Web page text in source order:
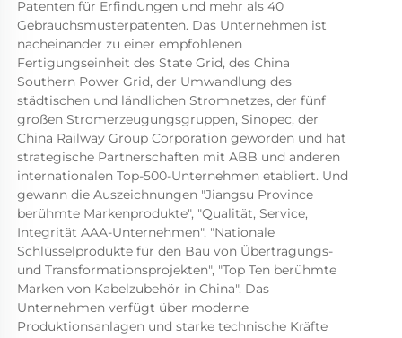
Patenten für Erfindungen und mehr als 40
Gebrauchsmusterpatenten. Das Unternehmen ist
nacheinander zu einer empfohlenen
Fertigungseinheit des State Grid, des China
Southern Power Grid, der Umwandlung des
städtischen und ländlichen Stromnetzes, der fünf
großen Stromerzeugungsgruppen, Sinopec, der
China Railway Group Corporation geworden und hat
strategische Partnerschaften mit ABB und anderen
internationalen Top-500-Unternehmen etabliert. Und
gewann die Auszeichnungen "Jiangsu Province
berühmte Markenprodukte", "Qualität, Service,
Integrität AAA-Unternehmen", "Nationale
Schlüsselprodukte für den Bau von Übertragungs-
und Transformationsprojekten", "Top Ten berühmte
Marken von Kabelzubehör in China". Das
Unternehmen verfügt über moderne
Produktionsanlagen und starke technische Kräfte